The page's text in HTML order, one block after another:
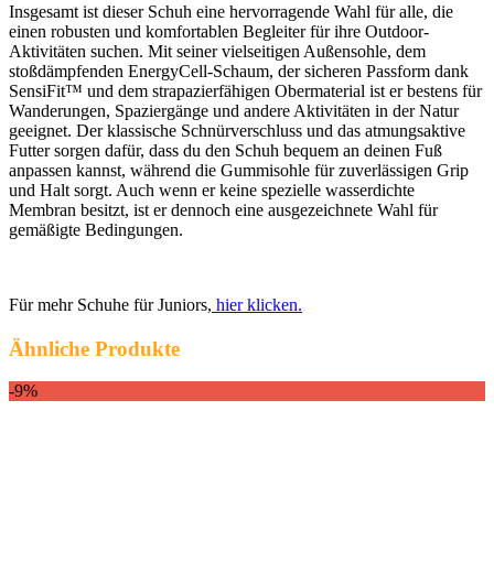
Insgesamt ist dieser Schuh eine hervorragende Wahl für alle, die
einen robusten und komfortablen Begleiter für ihre Outdoor-
Aktivitäten suchen. Mit seiner vielseitigen Außensohle, dem
stoßdämpfenden EnergyCell-Schaum, der sicheren Passform dank
SensiFit™ und dem strapazierfähigen Obermaterial ist er bestens für
Wanderungen, Spaziergänge und andere Aktivitäten in der Natur
geeignet. Der klassische Schnürverschluss und das atmungsaktive
Futter sorgen dafür, dass du den Schuh bequem an deinen Fuß
anpassen kannst, während die Gummisohle für zuverlässigen Grip
und Halt sorgt. Auch wenn er keine spezielle wasserdichte
Membran besitzt, ist er dennoch eine ausgezeichnete Wahl für
gemäßigte Bedingungen.
Für mehr Schuhe für Juniors, hier klicken.
Ähnliche Produkte
-9%